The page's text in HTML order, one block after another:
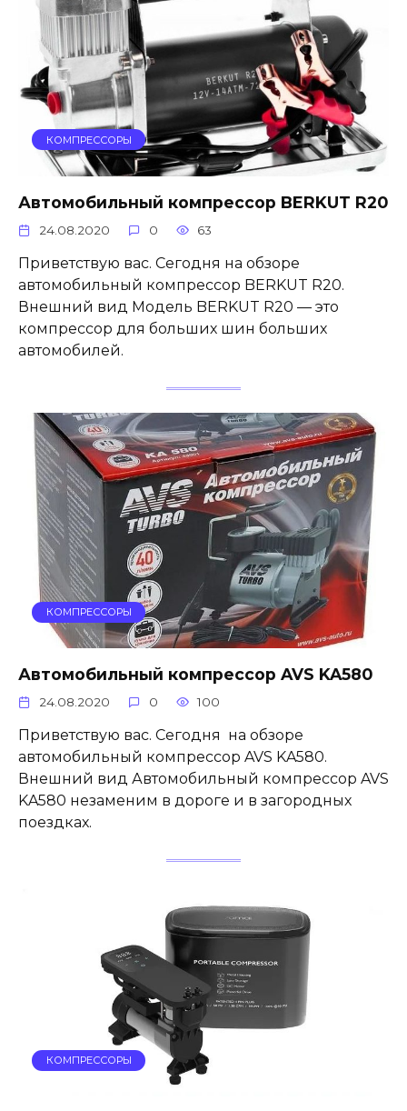
КОМПРЕССОРЫ
Автомобильный компрессор BERKUT R20
24.08.2020 0 63
Приветствую вас. Сегодня на обзоре
автомобильный компрессор BERKUT R20.
Внешний вид Модель BERKUT R20 — это
компрессор для больших шин больших
автомобилей.
КОМПРЕССОРЫ
Автомобильный компрессор AVS KA580
24.08.2020 0 100
Приветствую вас. Сегодня на обзоре
автомобильный компрессор AVS KA580.
Внешний вид Автомобильный компрессор AVS
KA580 незаменим в дороге и в загородных
поездках.
КОМПРЕССОРЫ